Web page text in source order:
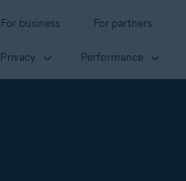
For business For partners
Privacy Performance